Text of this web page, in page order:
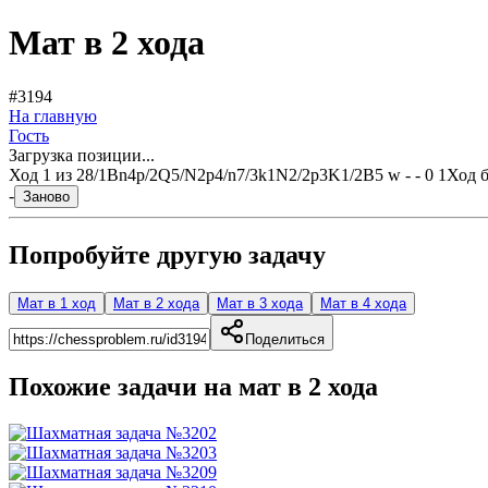
Мат в 2 хода
#3194
На главную
Гость
Загрузка позиции...
Ход 1 из 28/1Bn4p/2Q5/N2p4/n7/3k1N2/2p3K1/2B5 w - - 0 1 Ход
- Заново
Попробуйте другую задачу
Мат в 1 ход Мат в 2 хода Мат в 3 хода Мат в 4 хода
Поделиться
Похожие задачи на мат в 2 хода